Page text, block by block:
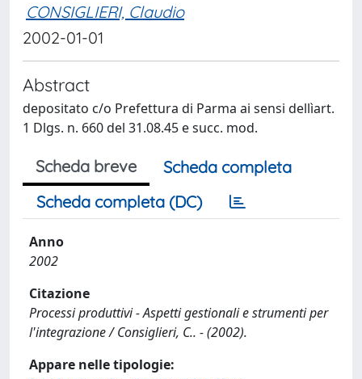
CONSIGLIERI, Claudio
2002-01-01
Abstract
depositato c/o Prefettura di Parma ai sensi dellìart.
1 Dlgs. n. 660 del 31.08.45 e succ. mod.
Scheda breve
Scheda completa
Scheda completa (DC)
Anno
2002
Citazione
Processi produttivi - Aspetti gestionali e strumenti per
l'integrazione / Consiglieri, C.. - (2002).
Appare nelle tipologie: